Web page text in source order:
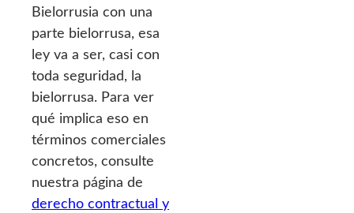
Bielorrusia con una
parte bielorrusa, esa
ley va a ser, casi con
toda seguridad, la
bielorrusa. Para ver
qué implica eso en
términos comerciales
concretos, consulte
nuestra página de
derecho contractual y